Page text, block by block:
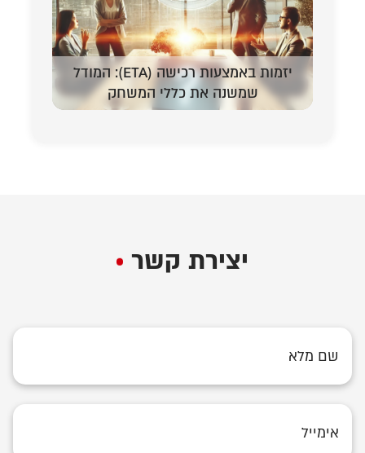
יזמות באמצעות רכישה (ETA): המודל
שמשנה את כללי המשחק
יצירת קשר